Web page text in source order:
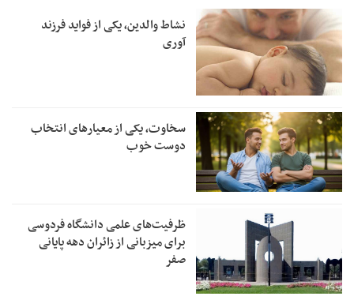
نشاط والدین، یکی از فواید فرزند
آوری
سخاوت، یکی از معیارهای انتخاب
دوست خوب
ظرفیت‌های علمی دانشگاه فردوسی
برای میزبانی از زائران دهه پایانی
صفر